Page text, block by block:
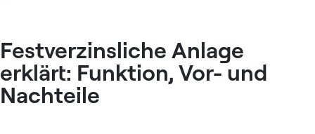
Festverzinsliche Anlage
erklärt: Funktion, Vor- und
Nachteile